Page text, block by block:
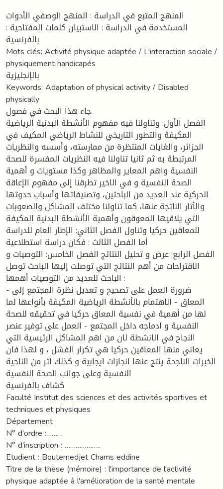
المنهج المتبع في الدراسة : المنهج الوصفي الأدوات
المستخدمة في الدراسة : الاستبيان كلمات المفتاحية :
بالفرنسية
Mots clés: Activité physique adaptée / L'interaction sociale /
physiquement handicapés
بالإنجليزية
Keywords: Adaptation of physical activity / Disabled
physically
جاء هذا البحث في فصول.
الفصل الأول: وتناولنا فيه مفهوم الأنشطة البدنية الرياضية
المكيفة والتطور التاريخي للنشاط الرياضي المكيف في
الجزائر، والغايات المنتظرة من ممارسته، وأسسه والنظريات
المرتبطة به ثم ثانيا تناولنا فيه النظريات المفسرة للصحة
النفسية واهم المعاير والمظاهر وكذا مستويات و أهمية
الصحة النفسية و في الاخير تطرقنا إلى مفهوم الإعاقة
الحركية عند العديد من الباحثين، وتصنيفاتها وأسباب حدوثها
والآثار الناتجة عنها، كما تناولنا مختلف المشاكل والصعوبات
التي يلاقيها المعوقون وأهمية الأنشطة البدنية المكيفة
للمعاقين حركيا وتناول الفصل الثاني: الإطار العام للدراسة
أما الفصل الثالث : فكان دراسة استطلاعية
الفصل الرابع: عرض و تحليل النتائج الفصل الخامس: التوصيات و
الاقتراحات من أهم النتائج التي توصلت إليها الباحث توصل
الباحث للعديد من التوصيات أهمها :
- ضرورة العمل على تصحیح و تعديل نظرة المجتمع إلى
المعاق - الاهتمام بالأنشطة الرياضية المكيفة بأنواعها لما
لها من أهمية في نفسية المعاق حركيا في تحقيقه للصحة
النفسية و ادماجه داخل المجتمع - العمل على توفير عنصر
النجاح في الانشطة لان من اهم المشاكل الرئيسية التي
يعاني منها المعاقين حركيا هي تكرار الفشل ، و لهذا فان
الخبرات الناجحة ينتج عنها انجازات ايجابية و كذلك اثر من الناحية
النفسية وعلى جوانب الصحة النفسية
کشاف بالفرنسية
Faculté Institut des sciences et des activités sportives et
techniques et physiques
Département
N° d'ordre :………
N° d'inscription : ………………..
Etudient : Boutemedjet Chams eddine
Titre de la thèse (mémoire) : l'importance de l'activité
physique adaptée à l'amélioration de la santé mentale